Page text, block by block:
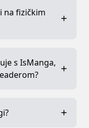
na fizičkim
s IsManga,